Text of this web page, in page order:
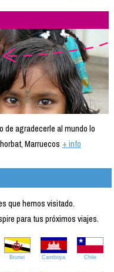
de agradecerle al mundo lo
Marruecos + info
que hemos visitado.
para tus próximos viajes.
Brunei Camboya Chile